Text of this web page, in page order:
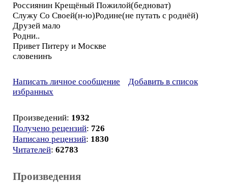
Россиянин Крещёный Пожилой(бедноват)
Служу Со Своей(н-ю)Родине(не путать с роднёй)
Друзей мало
Родни..
Привет Питеру и Москве
словенинъ
Написать личное сообщение
Добавить в список
избранных
Произведений: 1932
Получено рецензий: 726
Написано рецензий: 1830
Читателей: 62783
Произведения